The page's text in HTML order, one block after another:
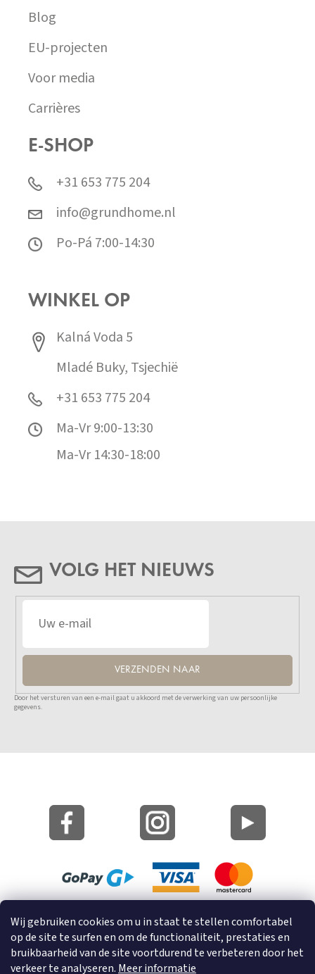
Wij gebruiken cookies om u in staat te stellen comfortabel
op de site te surfen en om de functionaliteit, prestaties en
bruikbaarheid van de site voortdurend te verbeteren door het
verkeer te analyseren. Meer informatie
Blog
EU-projecten
Voor media
Carrières
E-SHOP
+31 653 775 204
info@grundhome.nl
Po-Pá 7:00-14:30
WINKEL OP
Kalná Voda 5
Mladé Buky, Tsjechië
+31 653 775 204
Ma-Vr 9:00-13:30
Ma-Vr 14:30-18:00
VOLG HET NIEUWS
VERZENDEN NAAR
Door het versturen van een e-mail gaat u akkoord met de verwerking van uw persoonlijke
gegevens.
Informatie over cookies
© 2023 GRUND a.s.